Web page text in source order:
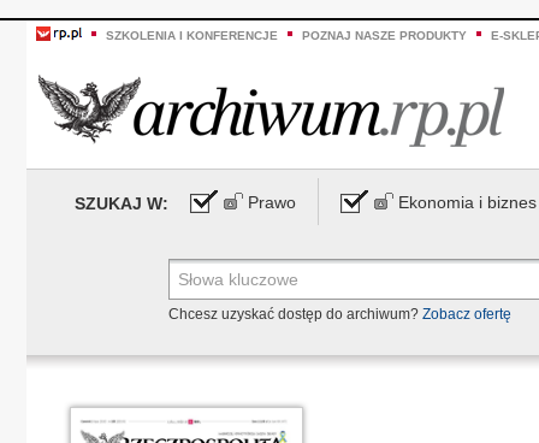
SZKOLENIA I KONFERENCJE POZNAJ NASZE PRODUKTY E-
SZUKAJ W: Prawo Ekonomia i biznes
Chcesz uzyskać dostęp do archiwum? Zobacz ofertę